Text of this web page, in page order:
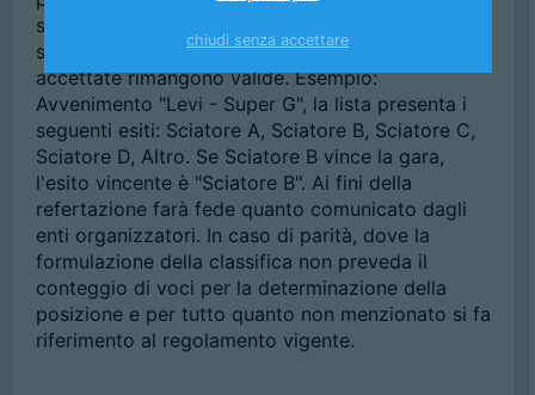
saranno rimborsate; se si ritira o viene
squalificata durante la stessa le scommesse
accettate rimangono valide. Esempio:
Avvenimento "Levi - Super G", la lista presenta i
seguenti esiti: Sciatore A, Sciatore B, Sciatore C,
Sciatore D, Altro. Se Sciatore B vince la gara,
l'esito vincente è "Sciatore B". Ai fini della
refertazione farà fede quanto comunicato dagli
enti organizzatori. In caso di parità, dove la
formulazione della classifica non preveda il
conteggio di voci per la determinazione della
posizione e per tutto quanto non menzionato si fa
riferimento al regolamento vigente.
chiudi senza accettare